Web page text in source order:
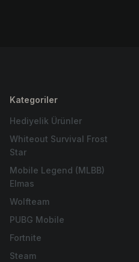
Kategoriler
Hediyelik Ürünler
Whiteout Survival Frost
Star
Mobile Legend (MLBB)
Elmas
Wolfteam
PUBG Mobile
Fortnite
Steam